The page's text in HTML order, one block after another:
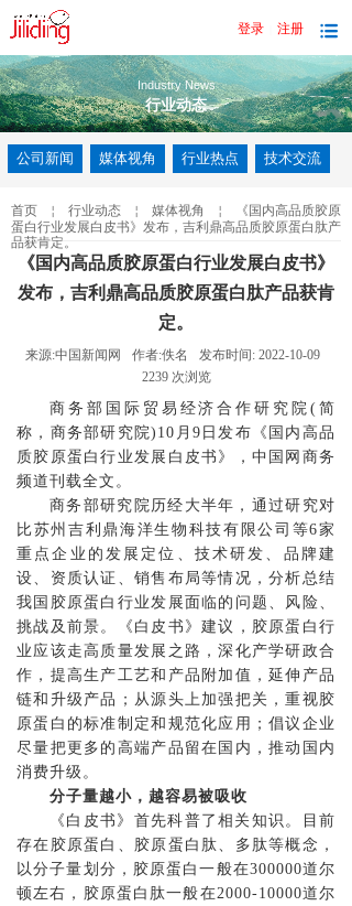
登录 注册
Industry News
行业动态
公司新闻 媒体视角 行业热点 技术交流
首页 ￤ 行业动态 ￤ 媒体视角 ￤
《国内高品质胶原
蛋白行业发展白皮书》发布，吉利鼎高品质胶原蛋白肽产
品获肯定。
《国内高品质胶原蛋白行业发展白皮书》
发布，吉利鼎高品质胶原蛋白肽产品获肯
定。
来源:中国新闻网 作者:佚名 发布时间: 2022-10-09
2239 次浏览
商务部国际贸易经济合作研究院(简
称，商务部研究院)10月9日发布《国内高品
质胶原蛋白行业发展白皮书》，中国网商务
频道刊载全文。
商务部研究院历经大半年，通过研究对
比苏州吉利鼎海洋生物科技有限公司等6家
重点企业的发展定位、技术研发、品牌建
设、资质认证、销售布局等情况，分析总结
我国胶原蛋白行业发展面临的问题、风险、
挑战及前景。《白皮书》建议，胶原蛋白行
业应该走高质量发展之路，深化产学研政合
作，提高生产工艺和产品附加值，延伸产品
链和升级产品；从源头上加强把关，重视胶
原蛋白的标准制定和规范化应用；倡议企业
尽量把更多的高端产品留在国内，推动国内
消费升级。
分子量越小，越容易被吸收
《白皮书》首先科普了相关知识。目前
存在胶原蛋白、胶原蛋白肽、多肽等概念，
以分子量划分，胶原蛋白一般在300000道尔
顿左右，胶原蛋白肽一般在2000-10000道尔